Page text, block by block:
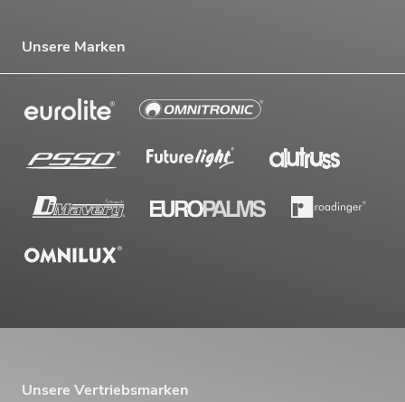
Unsere Marken
Unsere Vertriebsmarken